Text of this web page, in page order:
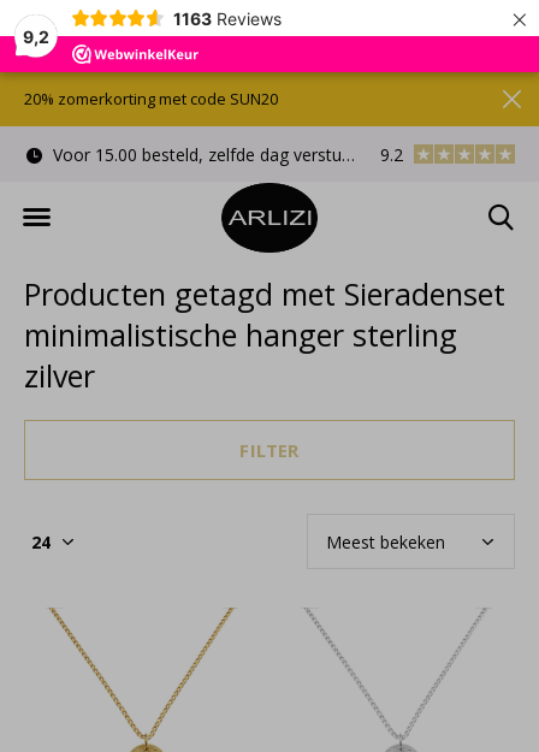
9,2
1163 Reviews ×
Voor 15.00 besteld, zelfde dag verstuurd Gratis
9.2
20% zomerkorting met code SUN20
Producten getagd met Sieradenset
minimalistische hanger sterling
zilver
FILTER